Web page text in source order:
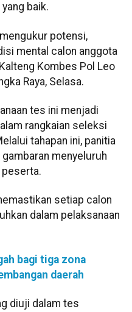
baik.
potensi,
mental calon anggota
Kombes Pol Leo
Raya, Selasa.
tes ini menjadi
rangkaian seleksi
tahapan ini, panitia
menyeluruh
setiap calon
dalam pelaksanaan
bagi tiga zona
daerah
diuji dalam tes